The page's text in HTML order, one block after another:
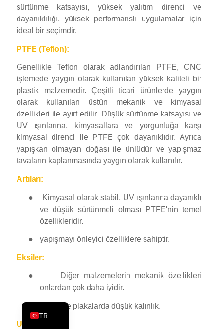
sürtünme katsayısı, yüksek yalıtım direnci ve
dayanıklılığı, yüksek performanslı uygulamalar için
ideal bir seçimdir.
PTFE (Teflon):
Genellikle Teflon olarak adlandırılan PTFE, CNC
işlemede yaygın olarak kullanılan yüksek kaliteli bir
plastik malzemedir. Çeşitli ticari ürünlerde yaygın
olarak kullanılan üstün mekanik ve kimyasal
özellikleri ile ayırt edilir. Düşük sürtünme katsayısı ve
UV ışınlarına, kimyasallara ve yorgunluğa karşı
kimyasal direnci ile PTFE çok dayanıklıdır. Ayrıca
yapışkan olmayan doğası ile ünlüdür ve yapışmaz
tavaların kaplanmasında yaygın olarak kullanılır.
Artıları:
●
Kimyasal olarak stabil, UV ışınlarına dayanıklı
ve düşük sürtünmeli olması PTFE'nin temel
özellikleridir.
● yapışmayı önleyici özelliklere sahiptir.
Eksiler:
●
Diğer malzemelerin mekanik özellikleri
onlardan çok daha iyidir.
çubuk ve plakalarda düşük kalınlık.
Uygulamalar:
TR
NL
PL
KO
PT
CS
DA
FI
SV
HU